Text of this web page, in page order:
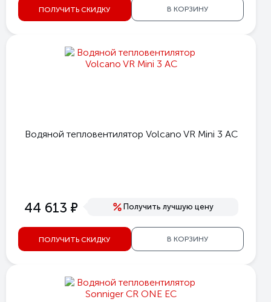
ПОЛУЧИТЬ СКИДКУ В КОРЗИНУ
Водяной тепловентилятор Volcano VR Mini 3 AC
44 613 е Получить лучшую цену
ПОЛУЧИТЬ СКИДКУ В КОРЗИНУ